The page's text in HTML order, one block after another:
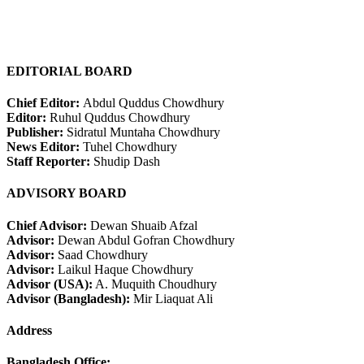
EDITORIAL BOARD
Chief Editor: Abdul Quddus Chowdhury
Editor: Ruhul Quddus Chowdhury
Publisher: Sidratul Muntaha Chowdhury
News Editor: Tuhel Chowdhury
Staff Reporter: Shudip Dash
ADVISORY BOARD
Chief Advisor: Dewan Shuaib Afzal
Advisor: Dewan Abdul Gofran Chowdhury
Advisor: Saad Chowdhury
Advisor: Laikul Haque Chowdhury
Advisor (USA): A. Muquith Choudhury
Advisor (Bangladesh): Mir Liaquat Ali
Address